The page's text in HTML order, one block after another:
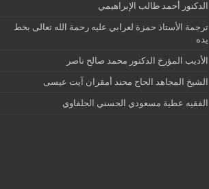
الدكتور أحمد طالب الإبراهيمي
ترجمة الأستاذ حمزة لعرابي عليه رحمة الله تعالى بخط
يده
الأديب المؤرخ الدكتور محمد صالح ناصر
الشيخ المجاهد الحاج محند أمقران آيت عيسى
الفقيه عطية مسعودي الحسني الجلفاوي